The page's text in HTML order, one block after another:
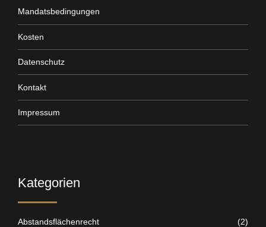
Mandatsbedingungen
Kosten
Datenschutz
Kontakt
Impressum
Kategorien
Abstandsflächenrecht (2)